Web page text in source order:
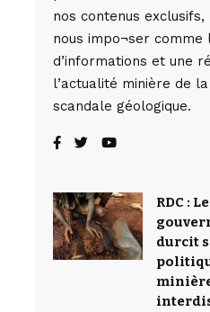
nos contenus exclusifs,
nous impo¬ser
d’informations et une
l’actualité minière de la
scandale géologique.
RDC : Le
durcit